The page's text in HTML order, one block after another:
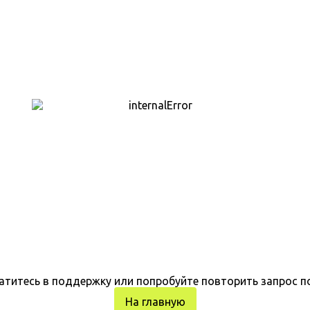
в поддержку или попробуйте повторить запрос
На главную